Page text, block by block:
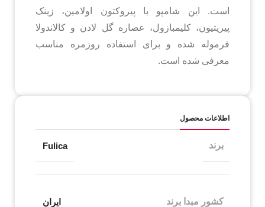
است. این شامپو با پیروکتون اولامین، زینک
پیریتیون، کلیمبازول، عصاره گل لادن و کالاندولا
فرموله شده و برای استفاده روزمره مناسب
معرفی شده است.
اطلاعات محصول
برند Fulica
کشور مبدا برند ایران